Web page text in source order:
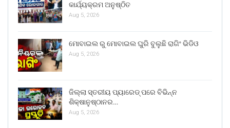
କାର୍ଯ୍ୟକ୍ରମ ଅନୁଷ୍ଠିତ
Aug 5, 2026
ମୋବାଇଲ ରୁ ମୋବାଇଲ ଘୁରି ବୁଲୁଛି ରାଗିଂ ଭିଡିଓ
Aug 5, 2026
ଜିଲ୍ଲା ସ୍ତରୀୟ ପ୍ୟାରେଡ୍ ପରେ ବିଭିନ୍ନ
ଶିକ୍ଷାନୁଷ୍ଠାନର…
Aug 5, 2026